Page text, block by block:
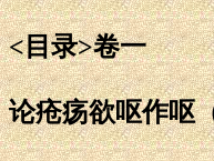
<目录>卷一
论疮疡欲呕作呕